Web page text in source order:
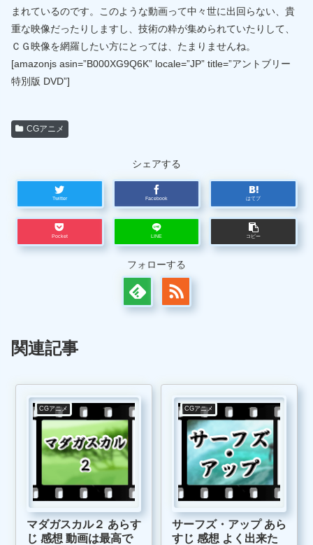
まれているのです。このような動画って中々世に出回らない、貴
重な映像だったりしますし、技術の粋が集められていたりして、
ＣＧ映像を網羅したい方にとっては、たまりませんね。
[amazonjs asin=”B000XG9Q6K” locale=”JP” title=”アントブリー
特別版 DVD”]
CGアニメ
シェアする
Twitter Facebook はてブ
Pocket LINE コピー
フォローする
関連記事
CGアニメ
マダガスカル２ あらす
じ 感想 動画は最高で
CGアニメ
サーフズ・アップ あら
すじ 感想 よく出来た